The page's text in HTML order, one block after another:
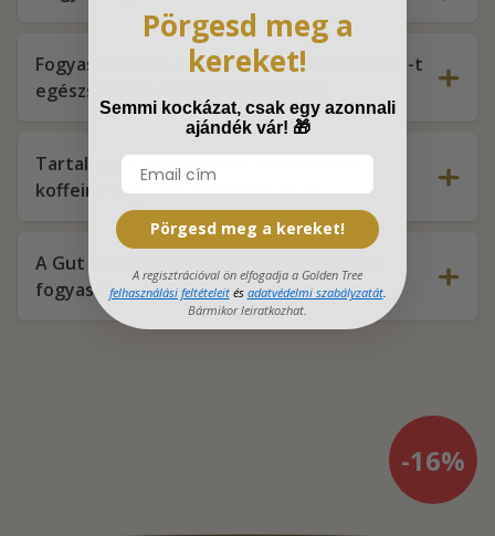
Fogyaszthatom a Golden Tree Gut Restore-t
egészségügyi állapotom ellenére?
Tartalmaz a Golden Tree Gut Restore
koffeint vagy más élénkítőszert?
A Gut Restore-t nők és férfiak egyaránt
fogyaszthatják?
-16%
Pörgesd meg a
kereket!
Semmi kockázat, csak egy azonnali
ajándék vár! 🎁
Pörgesd meg a kereket!
A regisztrációval ön elfogadja a Golden Tree
felhasználási feltételeités adatvédelmi szabályzatát.
Bármikor leiratkozhat.